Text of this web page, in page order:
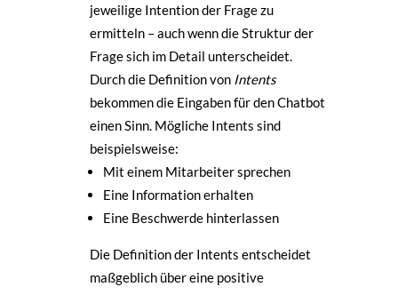
jeweilige Intention der Frage zu
ermitteln – auch wenn die Struktur der
Frage sich im Detail unterscheidet.
Durch die Definition von Intents
bekommen die Eingaben für den Chatbot
einen Sinn. Mögliche Intents sind
beispielsweise:
Mit einem Mitarbeiter sprechen
Eine Information erhalten
Eine Beschwerde hinterlassen
Die Definition der Intents entscheidet
maßgeblich über eine positive